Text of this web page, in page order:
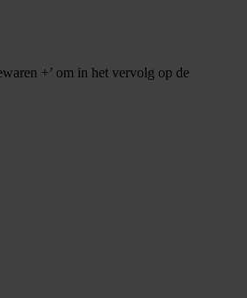
+’ om in het vervolg op de